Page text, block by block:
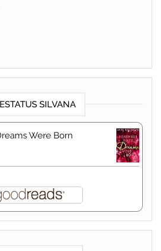
SILVANA
Were Born